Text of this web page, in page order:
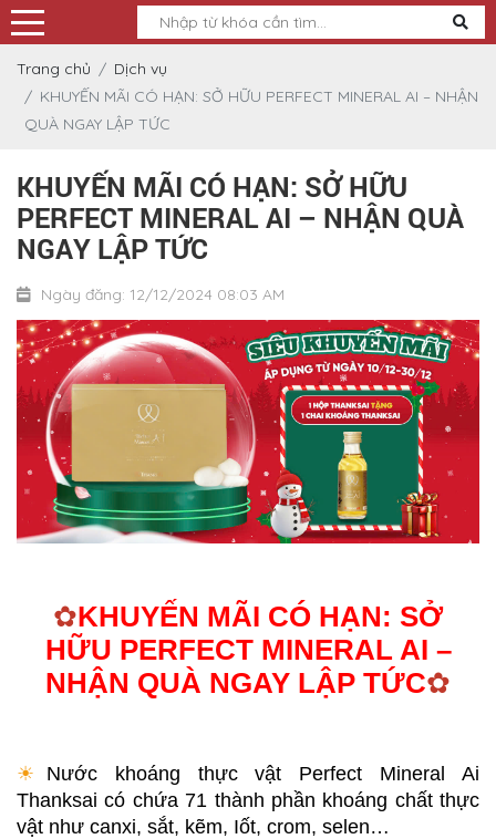
Trang chủ
Dịch vụ
KHUYẾN MÃI CÓ HẠN: SỞ HỮU PERFECT MINERAL AI – NHẬN
QUÀ NGAY LẬP TỨC
KHUYẾN MÃI CÓ HẠN: SỞ HỮU
PERFECT MINERAL AI – NHẬN QUÀ
NGAY LẬP TỨC
Ngày đăng: 12/12/2024 08:03 AM
✿KHUYẾN MÃI CÓ HẠN: SỞ
HỮU PERFECT MINERAL AI –
NHẬN QUÀ NGAY LẬP TỨC✿
☀︎ Nước khoáng thực vật Perfect Mineral Ai
Thanksai có chứa 71 thành phần khoáng chất thực
vật như canxi, sắt, kẽm, Iốt, crom, selen…